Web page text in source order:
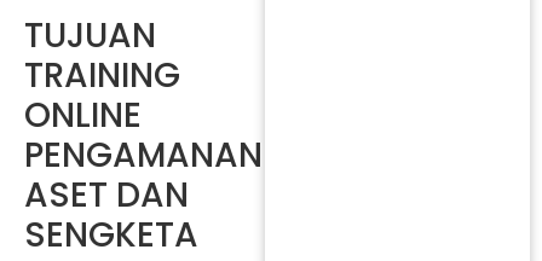
TUJUAN
TRAINING
ONLINE
PENGAMANAN
ASET DAN
SENGKETA